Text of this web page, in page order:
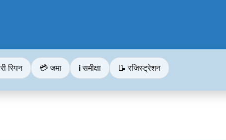
स्पिन 💳 जमा ℹ️ समीक्षा 📝 रजिस्ट्रेशन